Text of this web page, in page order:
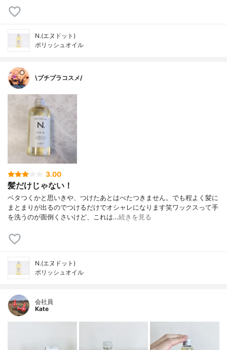
N.(エヌドット)
ポリッシュオイル
\プチプラコスメ/
3.00
髪だけじゃない！
ベタつくかと思いきや、つけたあとはべたつきません。でも程よく髪に
まとまりが出るのでつけるだけでオシャレになります笑ワックスって手
を洗うのが面倒くさいけど、これは…続きを見る
N.(エヌドット)
ポリッシュオイル
会社員
Kate